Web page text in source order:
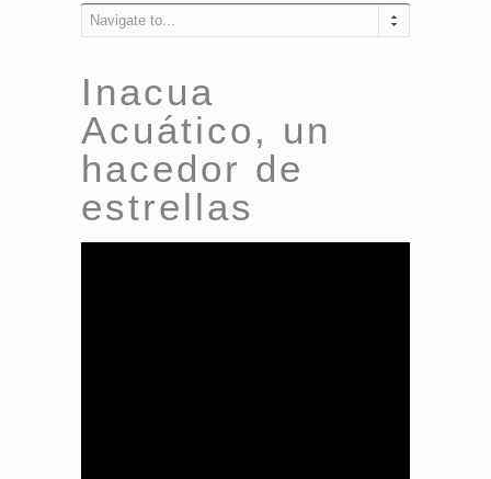
Navigate to...
Inacua
Acuático, un
hacedor de
estrellas